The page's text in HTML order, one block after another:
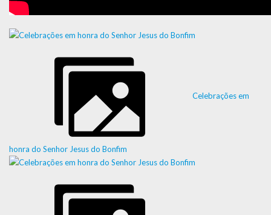
Celebrações em
honra do Senhor Jesus do Bonfim